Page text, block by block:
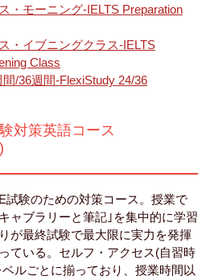
・モーニング-IELTS Preparation
・イブニングクラス-IELTS
Class
/36週間-FlexiStudy 24/36
対策英語コース
試験のための対策コース。授業で
ャブラリーと筆記｣を集中的に学習
が最終試験で最大限に実力を発揮
ている。セルフ・アクセス(自習時
ルごとに揃っており、授業時間以